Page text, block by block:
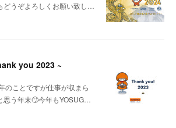
どうぞよろしくお願い致し…
you 2023 ~
のことですが仕事が収まら
思う年末🙄今年もYOSUG…